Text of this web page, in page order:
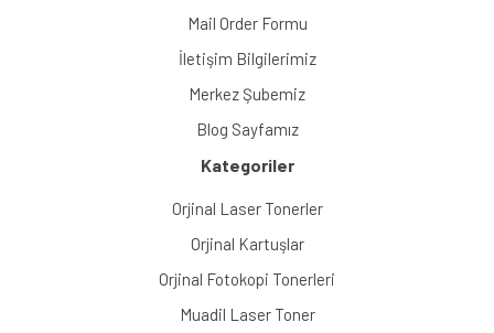
Mail Order Formu
İletişim Bilgilerimiz
Merkez Şubemiz
Blog Sayfamız
Kategoriler
Orjinal Laser Tonerler
Orjinal Kartuşlar
Orjinal Fotokopi Tonerleri
Muadil Laser Toner